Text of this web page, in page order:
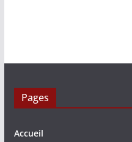
Pages
Accueil